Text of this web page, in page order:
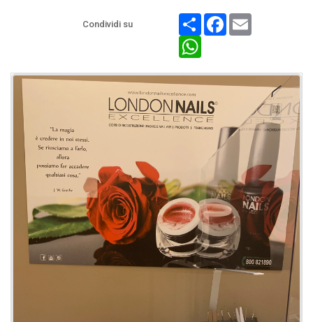
Condividi su
Share Facebook
Email
WhatsApp